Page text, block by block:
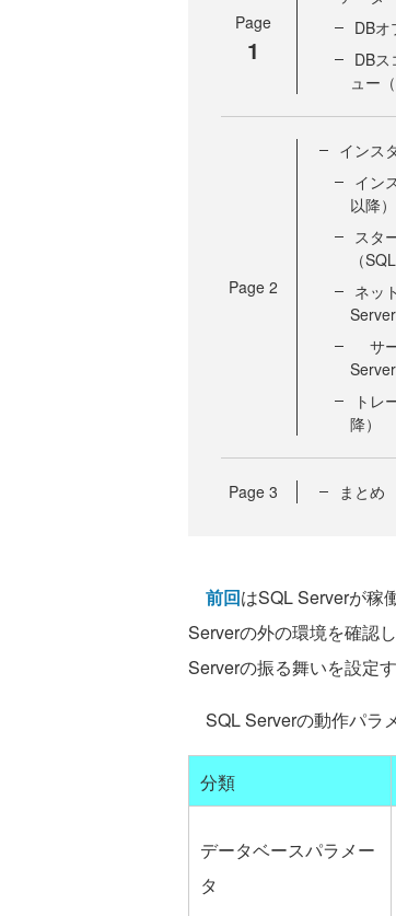
Page
1
DBオ
DB
ュー
Page 2
インス
イン
以降）
スタ
（
ネッ
サ
トレ
降）
Page 3 まとめ
前回はSQL Serverが稼
Serverの外の環境を確認
Serverの振る舞いを設定
SQL Serverの動作パラ
分類
データベースパラメー
タ